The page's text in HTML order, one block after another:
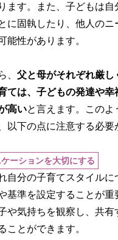
ます。また、子どもは
に固執したり、他人のニ
能性があります。
、 父と母がそれぞれ厳
ては、子どもの発達や幸
高いと言えます。このよ
以下の点に注意する必要
ーションを大切にする
自分の子育てスタイルに
基準を設定することが重
や気持ちを観察し、共有
ことができます。